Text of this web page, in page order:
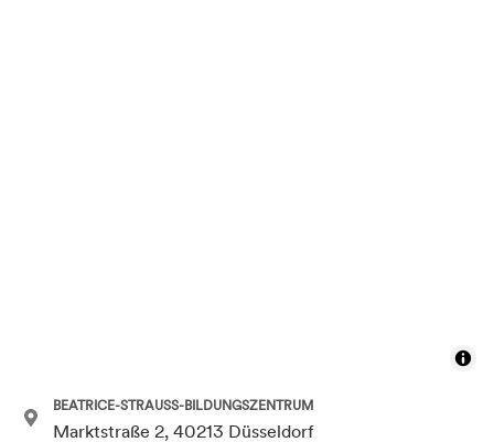
BEATRICE-STRAUSS-BILDUNGSZENTRUM
Marktstraße 2, 40213 Düsseldorf